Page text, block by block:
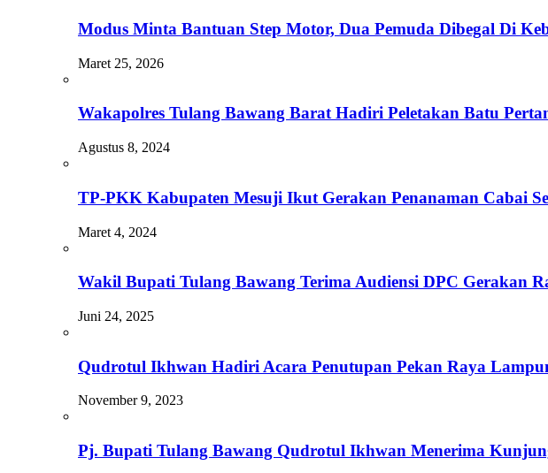
Modus Minta Bantuan Step Motor, Dua Pemuda Dibegal Di
Maret 25, 2026
Wakapolres Tulang Bawang Barat Hadiri Peletakan Batu
Agustus 8, 2024
TP-PKK Kabupaten Mesuji Ikut Gerakan Penanaman Cabai
Maret 4, 2024
Wakil Bupati Tulang Bawang Terima Audiensi DPC Gerakan
Juni 24, 2025
Qudrotul Ikhwan Hadiri Acara Penutupan Pekan Raya
November 9, 2023
Pj. Bupati Tulang Bawang Qudrotul Ikhwan Menerima